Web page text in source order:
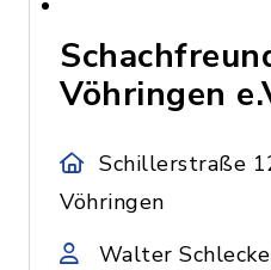
Vöhringen
Schillerstraße
Vöhringen
Walter